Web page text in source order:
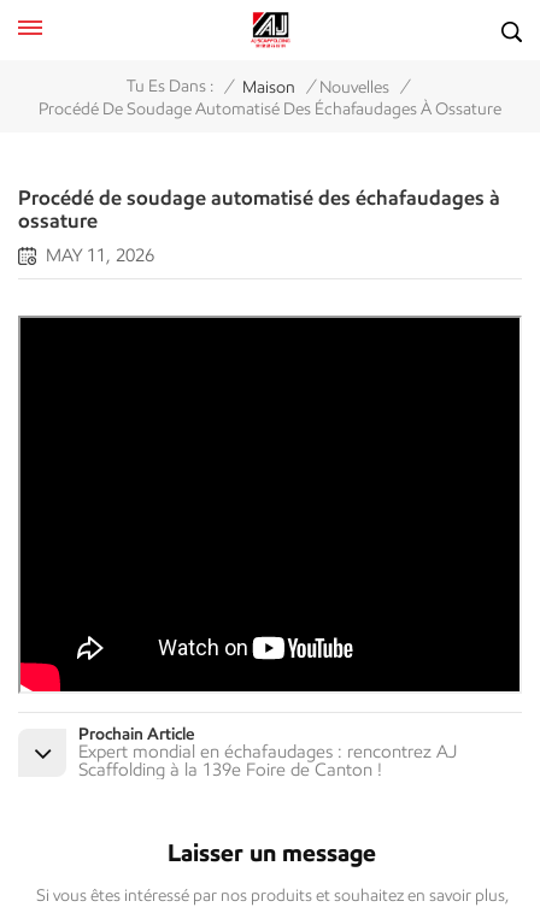
Tu Es Dans : / Maison / Nouvelles /
Procédé De Soudage Automatisé Des Échafaudages À Ossature
Procédé de soudage automatisé des échafaudages à
ossature
MAY 11, 2026
Prochain Article
Expert mondial en échafaudages : rencontrez AJ
Scaffolding à la 139e Foire de Canton !
Laisser un message
Si vous êtes intéressé par nos produits et souhaitez en savoir plus,